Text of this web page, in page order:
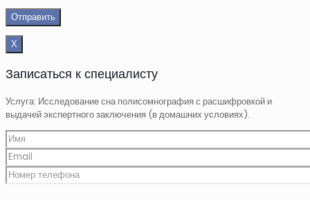
Х
Записаться к специалисту
Услуга: Исследование сна полисомнография с расшифровкой и
выдачей экспертного заключения (в домашних условиях).